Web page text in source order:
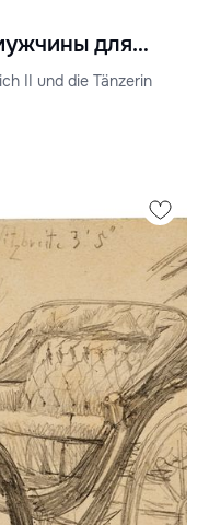
для
дворца"
II und die Tänzerin